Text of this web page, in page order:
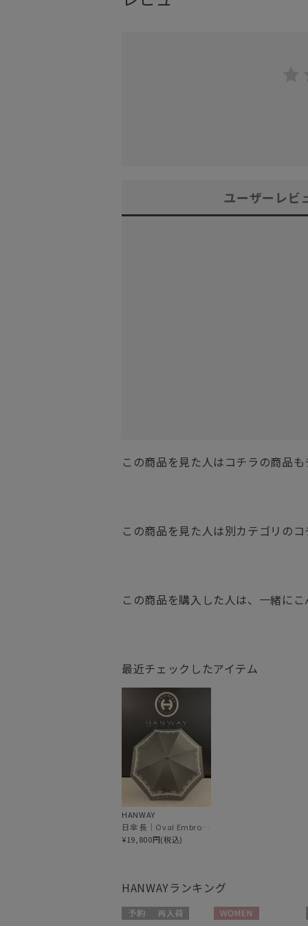
ユーザーレビ
この商品を見た人はコチラの商品
この商品を見た人は別カテゴリの
この商品を購入した人は、一緒に
最近チェックしたアイテム
HANWAY
日傘 長｜Oval Embroidery [HANWAY]
¥19,800円(税込)
HANWAYランキング